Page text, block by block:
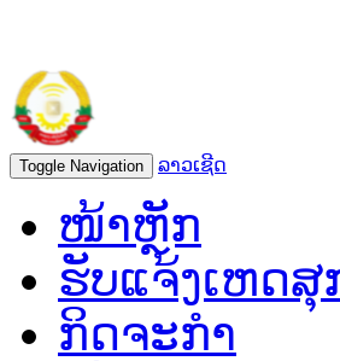
Toggle Navigation ລາວເຊີດ
ໜ້າຫຼັກ
ຮັບແຈ້ງເຫດສຸ
ກິດຈະກຳ